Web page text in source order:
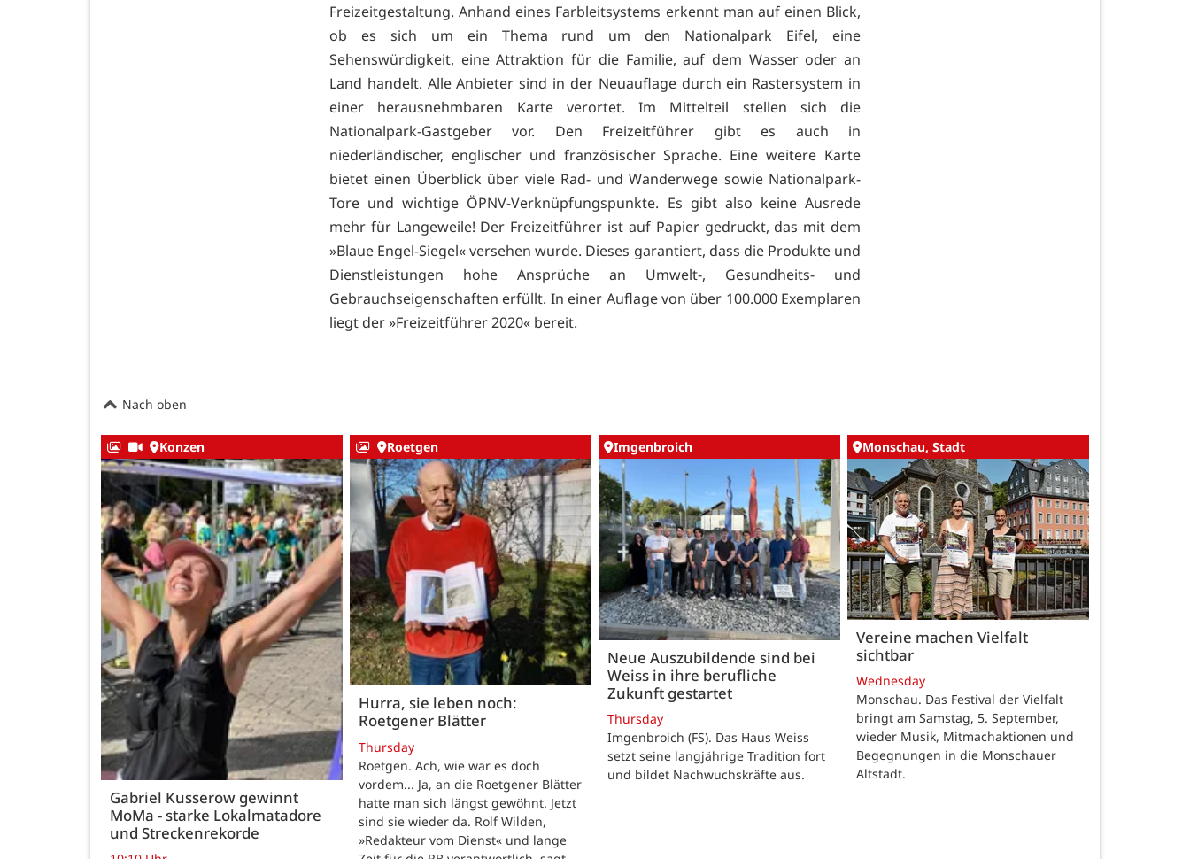
Freizeitgestaltung. Anhand eines Farbleitsystems erkennt man auf einen Blick,
ob es sich um ein Thema rund um den Nationalpark Eifel, eine
Sehenswürdigkeit, eine Attraktion für die Familie, auf dem Wasser oder an
Land handelt. Alle Anbieter sind in der Neuauflage durch ein Rastersystem in
einer herausnehmbaren Karte verortet. Im Mittelteil stellen sich die
Nationalpark-Gastgeber vor. Den Freizeitführer gibt es auch in
niederländischer, englischer und französischer Sprache. Eine weitere Karte
bietet einen Überblick über viele Rad- und Wanderwege sowie Nationalpark-
Tore und wichtige ÖPNV-Verknüpfungspunkte. Es gibt also keine Ausrede
mehr für Langeweile! Der Freizeitführer ist auf Papier gedruckt, das mit dem
»Blaue Engel-Siegel« versehen wurde. Dieses garantiert, dass die Produkte und
Dienstleistungen hohe Ansprüche an Umwelt-, Gesundheits- und
Gebrauchseigenschaften erfüllt. In einer Auflage von über 100.000 Exemplaren
liegt der »Freizeitführer 2020« bereit.
Nach oben
Konzen
Gabriel Kusserow gewinnt
MoMa - starke Lokalmatadore
und Streckenrekorde
Roetgen
Hurra, sie leben noch:
Roetgener Blätter
Thursday
Roetgen. Ach, wie war es doch
vordem... Ja, an die Roetgener Blätter
hatte man sich längst gewöhnt. Jetzt
sind sie wieder da. Rolf Wilden,
»Redakteur vom Dienst« und lange
Imgenbroich
Neue Auszubildende sind bei
Weiss in ihre berufliche
Zukunft gestartet
Thursday
Imgenbroich (FS). Das Haus Weiss
setzt seine langjährige Tradition fort
und bildet Nachwuchskräfte aus.
Monschau, Stadt
Vereine machen Vielfalt
sichtbar
Wednesday
Monschau. Das Festival der Vielfalt
bringt am Samstag, 5. September,
wieder Musik, Mitmachaktionen und
Begegnungen in die Monschauer
Altstadt.